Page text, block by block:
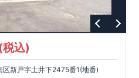
す。
得数No.1です！
ーダンパー
はなく揺れそのものを軽減
年に一度発生する地震に対し
込)
区新戸字土井下2475番1(地番)